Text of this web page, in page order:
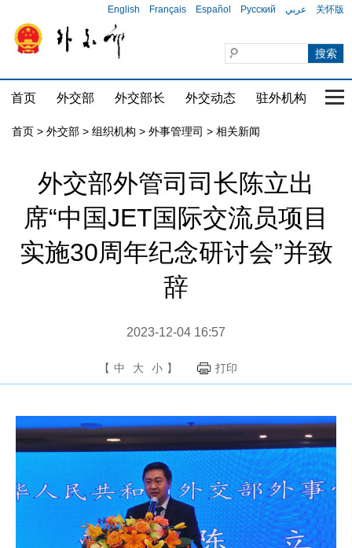
English Français Español Русский عربي 关怀版
首页 外交部 外交部长 外交动态 驻外机构 国
首页 > 外交部 > 组织机构 > 外事管理司 > 相关新闻
外交部外管司司长陈立出
席“中国JET国际交流员项目
实施30周年纪念研讨会”并致
辞
2023-12-04 16:57
【 中 大 小 】 打印